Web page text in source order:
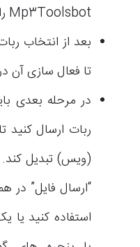
Mp3Toolsbot را انتخاب کنید.
تا فعال سازی آن
در مرحله بعدی
(ویس) تبدیل کند.
“ارسال فایل” در